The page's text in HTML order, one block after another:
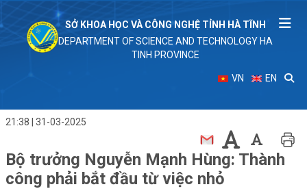
SỞ KHOA HỌC VÀ CÔNG NGHỆ TỈNH HÀ TĨNH
DEPARTMENT OF SCIENCE AND TECHNOLOGY HA
TINH PROVINCE
VN EN
21:38 | 31-03-2025
Bộ trưởng Nguyễn Mạnh Hùng: Thành
công phải bắt đầu từ việc nhỏ